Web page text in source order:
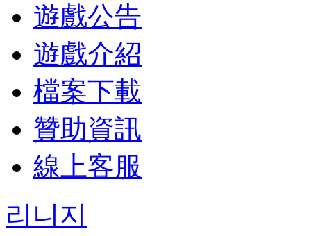
遊戲公告
遊戲介紹
檔案下載
贊助資訊
線上客服
리니지